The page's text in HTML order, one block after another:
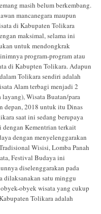
masih belum berkembang.
mancanegara maupun
di Kabupaten Tolikara
maksimal, selama ini
untuk mendongkrak
program-program atau
di Kabupten Tolikara. Adapun
Tolikara sendiri adalah
Alam terbagi menjadi 2
Wisata Buatan/para
depan, 2018 untuk itu Dinas
saat ini sedang berupaya
dengan Kementrian terkait
dengan menyelenggarakan
Wisisi, Lomba Panah
Festival Budaya ini
diselenggarakan pada
dilaksanakan satu minggu
obyek wisata yang cukup
Tolikara adalah